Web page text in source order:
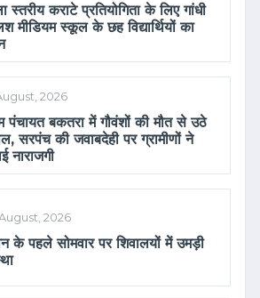
स्तरीय कराटे प्रतियोगिता के लिए गांधी
मीडियम स्कूल के छह विद्यार्थियों का
2026
पंचायत बकतरा में गौवंशों की मौत से उठे
सरपंच की जवाबदेही पर ग्रामीणों ने
नाराजगी
2026
के पहले सोमवार पर शिवालयों में उमड़ी